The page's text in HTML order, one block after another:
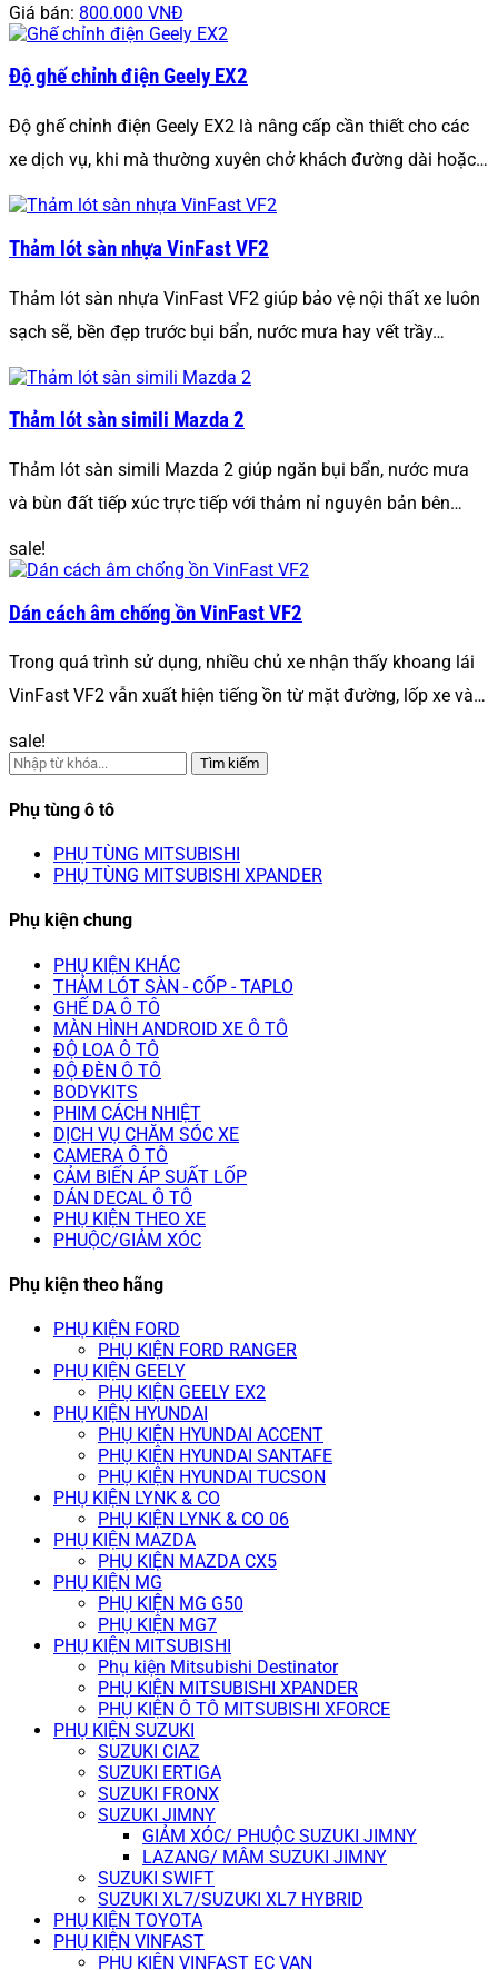
Giá bán: 800.000 VNĐ
Độ ghế chỉnh điện Geely EX2
Độ ghế chỉnh điện Geely EX2 là nâng cấp cần thiết cho các
xe dịch vụ, khi mà thường xuyên chở khách đường dài hoặc…
Thảm lót sàn nhựa VinFast VF2
Thảm lót sàn nhựa VinFast VF2 giúp bảo vệ nội thất xe luôn
sạch sẽ, bền đẹp trước bụi bẩn, nước mưa hay vết trầy…
Thảm lót sàn simili Mazda 2
Thảm lót sàn simili Mazda 2 giúp ngăn bụi bẩn, nước mưa
và bùn đất tiếp xúc trực tiếp với thảm nỉ nguyên bản bên…
sale!
Dán cách âm chống ồn VinFast VF2
Trong quá trình sử dụng, nhiều chủ xe nhận thấy khoang lái
VinFast VF2 vẫn xuất hiện tiếng ồn từ mặt đường, lốp xe và…
sale!
Tìm kiếm
Phụ tùng ô tô
PHỤ TÙNG MITSUBISHI
PHỤ TÙNG MITSUBISHI XPANDER
Phụ kiện chung
PHỤ KIỆN KHÁC
THẢM LÓT SÀN - CỐP - TAPLO
GHẾ DA Ô TÔ
MÀN HÌNH ANDROID XE Ô TÔ
ĐỘ LOA Ô TÔ
ĐỘ ĐÈN Ô TÔ
BODYKITS
PHIM CÁCH NHIỆT
DỊCH VỤ CHĂM SÓC XE
CAMERA Ô TÔ
CẢM BIẾN ÁP SUẤT LỐP
DÁN DECAL Ô TÔ
PHỤ KIỆN THEO XE
PHUỘC/GIẢM XÓC
Phụ kiện theo hãng
PHỤ KIỆN FORD
PHỤ KIỆN FORD RANGER
PHỤ KIỆN GEELY
PHỤ KIỆN GEELY EX2
PHỤ KIỆN HYUNDAI
PHỤ KIỆN HYUNDAI ACCENT
PHỤ KIỆN HYUNDAI SANTAFE
PHỤ KIỆN HYUNDAI TUCSON
PHỤ KIỆN LYNK & CO
PHỤ KIỆN LYNK & CO 06
PHỤ KIỆN MAZDA
PHỤ KIỆN MAZDA CX5
PHỤ KIỆN MG
PHỤ KIỆN MG G50
PHỤ KIỆN MG7
PHỤ KIỆN MITSUBISHI
Phụ kiện Mitsubishi Destinator
PHỤ KIỆN MITSUBISHI XPANDER
PHỤ KIỆN Ô TÔ MITSUBISHI XFORCE
PHỤ KIỆN SUZUKI
SUZUKI CIAZ
SUZUKI ERTIGA
SUZUKI FRONX
SUZUKI JIMNY
GIẢM XÓC/ PHUỘC SUZUKI JIMNY
LAZANG/ MÂM SUZUKI JIMNY
SUZUKI SWIFT
SUZUKI XL7/SUZUKI XL7 HYBRID
PHỤ KIỆN TOYOTA
PHỤ KIỆN VINFAST
PHỤ KIỆN VINFAST EC VAN